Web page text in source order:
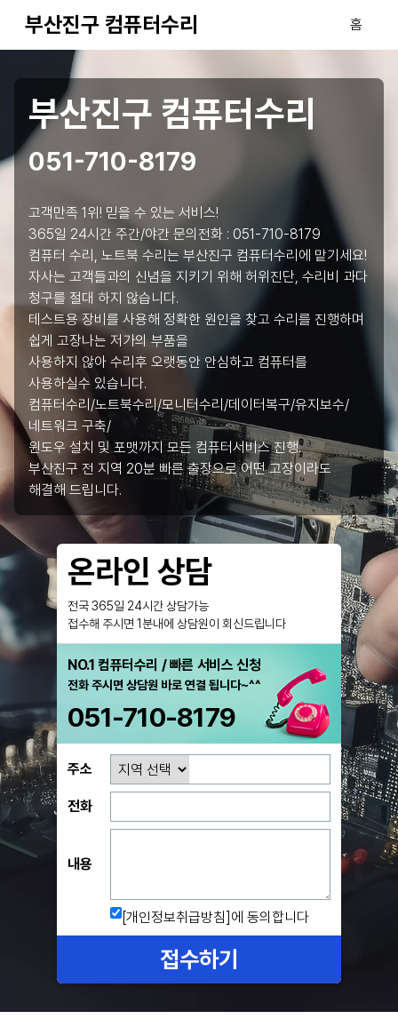
부산진구 컴퓨터수리 홈
부산진구 컴퓨터수리
051-710-8179
고객만족 1위! 믿을 수 있는 서비스!
365일 24시간 주간/야간 문의전화 : 051-710-8179
컴퓨터 수리, 노트북 수리는 부산진구 컴퓨터수리에 맡기세요!
자사는 고객들과의 신념을 지키기 위해 허위진단, 수리비 과다
청구를 절대 하지 않습니다.
테스트용 장비를 사용해 정확한 원인을 찾고 수리를 진행하며
쉽게 고장나는 저가의 부품을
사용하지 않아 수리후 오랫동안 안심하고 컴퓨터를
사용하실수 있습니다.
컴퓨터수리/노트북수리/모니터수리/데이터복구/유지보수/
네트워크 구축/
윈도우 설치 및 포맷까지 모든 컴퓨터서비스 진행.
부산진구 전 지역 20분 빠른 출장으로 어떤 고장이라도
해결해 드립니다.
온라인 상담
전국 365일 24시간 상담가능
접수해 주시면 1분내에 상담원이 회신드립니다
NO.1 컴퓨터수리 / 빠른 서비스 신청
전화 주시면 상담원 바로 연결 됩니다~^^
051-710-8179
주소
전화
내용
[개인정보취급방침] 에 동의합니다
접수하기